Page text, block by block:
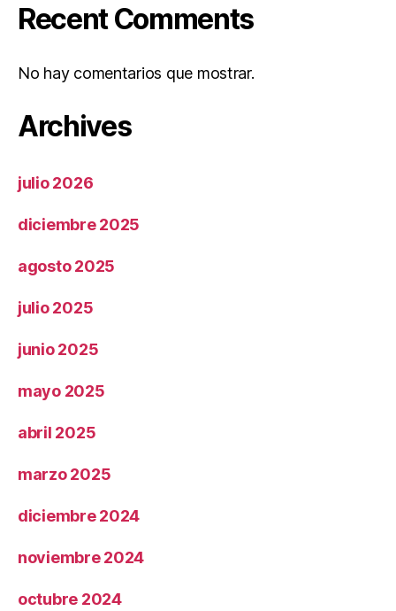
Recent Comments
No hay comentarios que mostrar.
Archives
julio 2026
diciembre 2025
agosto 2025
julio 2025
junio 2025
mayo 2025
abril 2025
marzo 2025
diciembre 2024
noviembre 2024
octubre 2024